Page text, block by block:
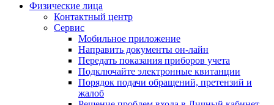
Физические лица
Контактный центр
Сервис
Мобильное приложение
Направить документы он-лайн
Передать показания приборов учета
Подключайте электронные квитанции
Порядок подачи обращений, претензий и
жалоб